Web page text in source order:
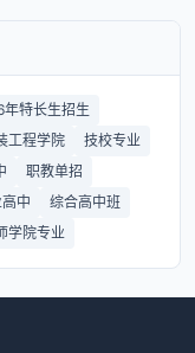
年特长生招生
工程学院
技校专业
职教单招
中
综合高中班
学院专业